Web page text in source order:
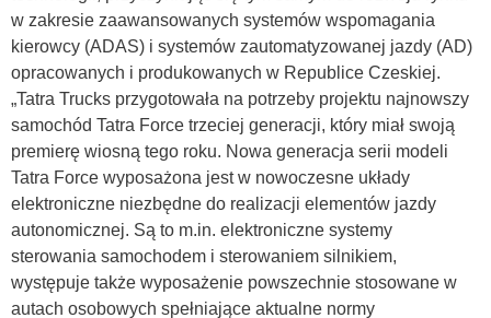
w zakresie zaawansowanych systemów wspomagania
kierowcy (ADAS) i systemów zautomatyzowanej jazdy (AD)
opracowanych i produkowanych w Republice Czeskiej.
„Tatra Trucks przygotowała na potrzeby projektu najnowszy
samochód Tatra Force trzeciej generacji, który miał swoją
premierę wiosną tego roku. Nowa generacja serii modeli
Tatra Force wyposażona jest w nowoczesne układy
elektroniczne niezbędne do realizacji elementów jazdy
autonomicznej. Są to m.in. elektroniczne systemy
sterowania samochodem i sterowaniem silnikiem,
występuje także wyposażenie powszechnie stosowane w
autach osobowych spełniające aktualne normy